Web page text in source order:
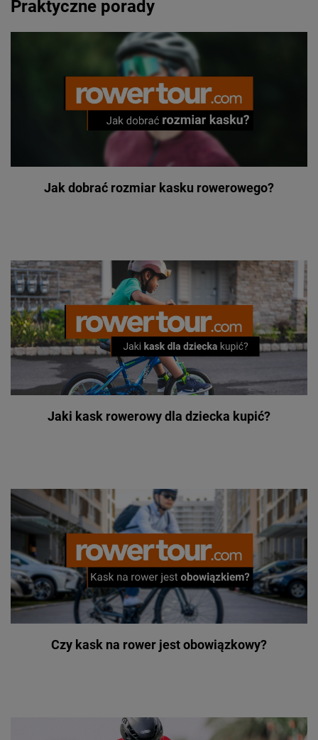
Praktyczne porady
Jak dobrać rozmiar kasku rowerowego?
Jaki kask rowerowy dla dziecka kupić?
Czy kask na rower jest obowiązkowy?